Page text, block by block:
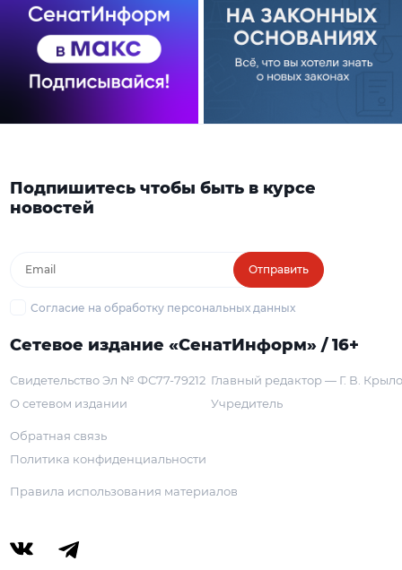
Подпишитесь чтобы быть в курсе
новостей
Отправить
Согласие на обработку персональных данных
Сетевое издание «СенатИнформ» / 16+
Свидетельство Эл № ФС77-79212
О сетевом издании
Главный редактор — Г. В.
Учредитель
Обратная связь
Политика конфиденциальности
Правила использования материалов